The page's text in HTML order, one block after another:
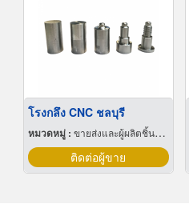
โรงกลึง CNC ชลบุรี
หมวดหมู่ : ขายส่งและผู้ผลิตชิ้นส่วนและอะไหล่เครื่องจักรกล
ติดต่อผู้ขาย